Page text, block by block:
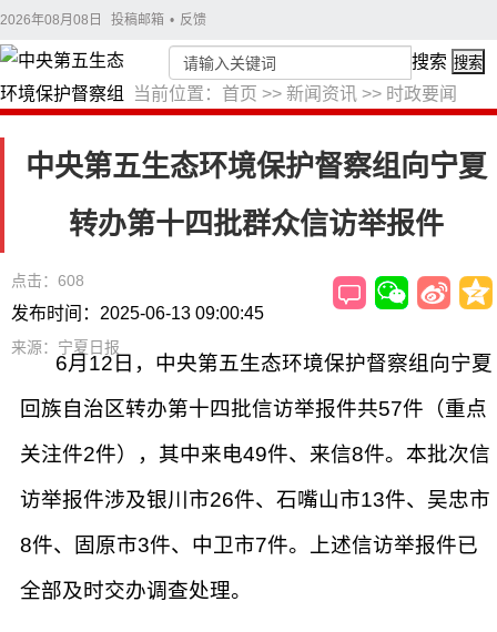
2026年08月08日 投稿邮箱 • 反馈
当前位置： 首页 >> 新闻资讯 >> 时政要闻
搜索 搜索
中央第五生态环境保护督察组向宁夏
转办第十四批群众信访举报件
点击：608
发布时间：2025-06-13 09:00:45
来源：宁夏日报
6月12日，中央第五生态环境保护督察组向宁夏
回族自治区转办第十四批信访举报件共57件（重点
关注件2件），其中来电49件、来信8件。本批次信
访举报件涉及银川市26件、石嘴山市13件、吴忠市
8件、固原市3件、中卫市7件。上述信访举报件已
全部及时交办调查处理。